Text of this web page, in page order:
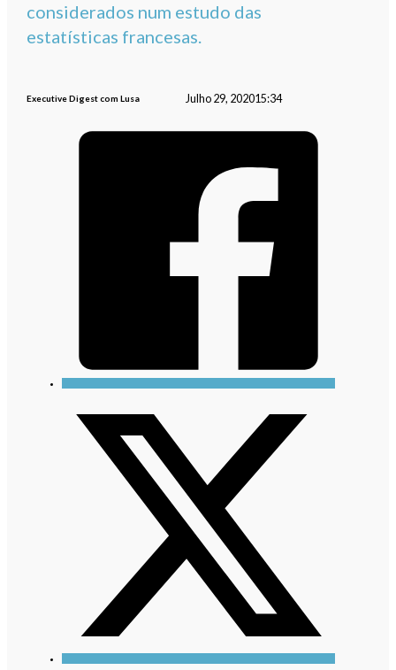
considerados num estudo das
estatísticas francesas.
Executive Digest com Lusa Julho 29, 202015:34